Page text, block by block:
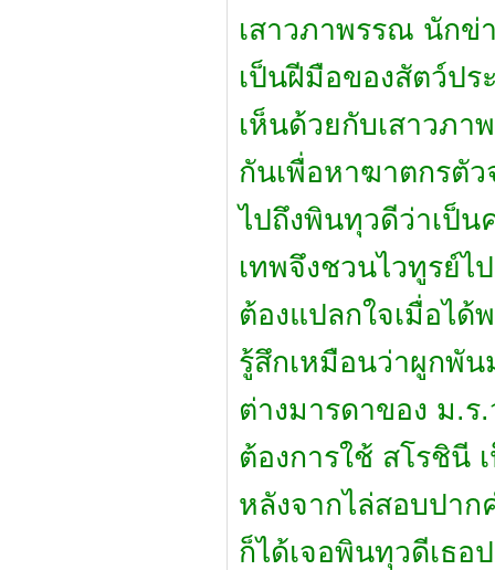
เสาวภาพรรณ นักข่
เป็นฝีมือของสัตว์ป
เห็นด้วยกับเสาวภ
กันเพื่อหาฆาตกรตั
ไปถึงพินทุวดีว่าเป็
เทพจึงชวนไวทูรย์
ต้องแปลกใจเมื่อไ
รู้สึกเหมือนว่าผูกพั
ต่างมารดาของ ม.
ต้องการใช้ สโรชินี
หลังจากไล่สอบปา
ก็ได้เจอพินทุวดีเธอ